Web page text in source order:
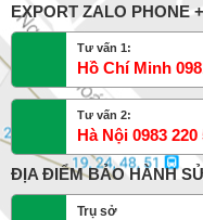
EXPORT ZALO PHONE
Tư vấn 1:
Hồ Chí Minh
Tư vấn 2:
Hà Nội 0983 220
ĐỊA ĐIỂM BẢO HÀNH
Trụ sở